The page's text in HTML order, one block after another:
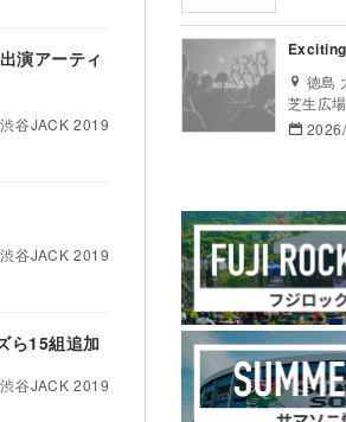
演アーティ
谷JACK 2019
谷JACK 2019
ら15組追加
谷JACK 2019
徳島
芝生広